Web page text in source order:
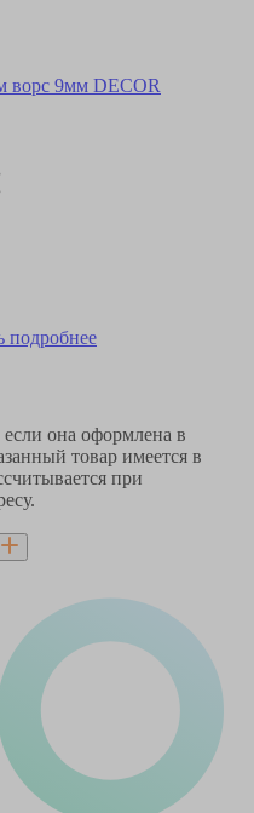
подробнее
если она оформлена в
товар имеется в
при